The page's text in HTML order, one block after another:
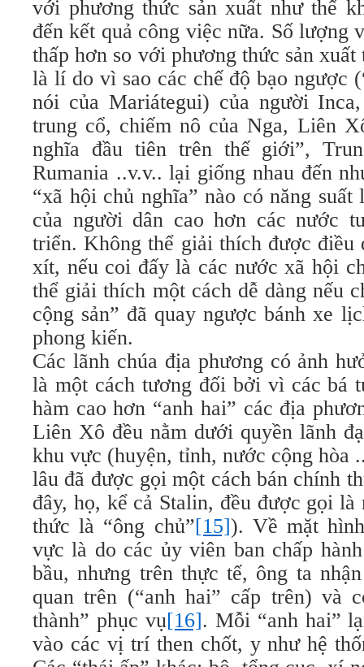
với phương thức sản xuất như thế
đến kết quả công việc nữa. Số lượng
thấp hơn so với phương thức sản
là lí do vì sao các chế độ bạo ngược
nói của Mariátegui) của người
trung cổ, chiếm nô của Nga, Liên
nghĩa đầu tiên trên thế giới”,
Rumania ..v.v.. lại giống nhau đến
“xã hội chủ nghĩa” nào có năng suất
của người dân cao hơn các nước
triển. Không thể giải thích được điều
xít, nếu coi đấy là các nước xã hội
thể giải thích một cách dễ dàng nếu
cộng sản” đã quay ngược bánh xe
phong kiến.
Các lãnh chúa địa phương có ảnh
là một cách tương đối bởi vì các bá
hàm cao hơn “anh hai” các địa
Liên Xô đều nằm dưới quyền lãnh
khu vực (huyện, tỉnh, nước cộng hòa
lâu đã được gọi một cách bán chính
đây, họ, kể cả Stalin, đều được gọi
thức là “ông chủ”[15]). Về mặt
vực là do các ủy viên ban chấp
bầu, nhưng trên thực tế, ông ta
quan trên (“anh hai” cấp trên) và
thành” phục vụ[16]. Mỗi “anh hai”
vào các vị trí then chốt, y như hệ